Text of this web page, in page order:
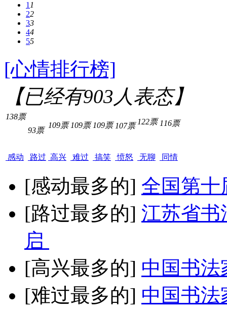
11
22
33
44
55
[心情排行榜]
【已经有903人表态】
138票
感动
93票
路过
109票
高兴
109票
难过
109票
搞笑
107票
愤怒
122票
无聊
116票
同情
[感动最多的] 全国第十
[路过最多的] 江苏省书
启
[高兴最多的] 中国书法
[难过最多的] 中国书法